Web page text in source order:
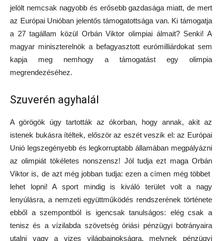
jelölt nemcsak nagyobb és erősebb gazdasága miatt, de mert
az Európai Unióban jelentős támogatottsága van. Ki támogatja
a 27 tagállam közül Orbán Viktor olimpiai álmait? Senki! A
magyar miniszterelnök a befagyasztott eurómilliárdokat sem
kapja meg nemhogy a támogatást egy olimpia
megrendezéséhez.
Szuverén agyhalál
A görögök úgy tartották az ókorban, hogy annak, akit az
istenek bukásra ítéltek, először az eszét veszik el: az Európai
Unió legszegényebb és legkorruptabb államában megpályázni
az olimpiát tökéletes nonszensz! Jól tudja ezt maga Orbán
Viktor is, de azt még jobban tudja: ezen a címen még többet
lehet lopni! A sport mindig is kiváló terület volt a nagy
lenyúlásra, a nemzeti együttműködés rendszerének története
ebből a szempontból is igencsak tanulságos: elég csak a
tenisz és a vízilabda szövetség óriási pénzügyi botrányaira
utalni vagy a vizes világbajnokságra, melynek pénzügyi